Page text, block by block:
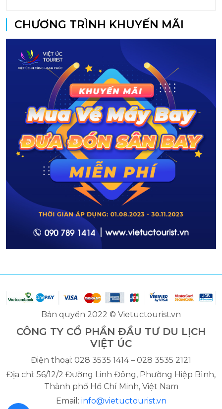
CHƯƠNG TRÌNH KHUYẾN MÃI
Bản quyền 2022 © Vietuctourist.vn
CÔNG TY CỔ PHẦN ĐẦU TƯ DU LỊCH
VIỆT ÚC
Điện thoại: 028 3535 1414 – 028 3535 2121
Địa chỉ: 56/12/2 Đường Linh Đông, Phường Hiệp Bình,
Thành phố Hồ Chí Minh, Việt Nam
Email: info@vietuctourist.vn